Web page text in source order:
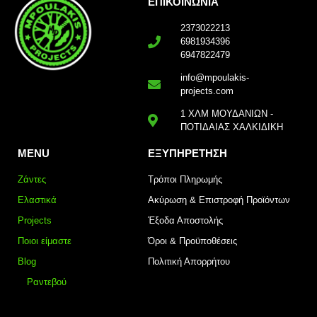
2373022213
6981934396
6947822479
info@mpoulakis-
projects.com
1 ΧΛΜ ΜΟΥΔΑΝΙΩΝ -
ΠΟΤΙΔΑΙΑΣ ΧΑΛΚΙΔΙΚΗ
MENU
Ζάντες
Ελαστικά
Projects
Ποιοι είμαστε
Blog
Ραντεβού
ΕΞΥΠΗΡΕΤΗΣΗ
Τρόποι Πληρωμής
Ακύρωση & Επιστροφή Προϊόντων
Έξοδα Αποστολής
Όροι & Προϋποθέσεις
Πολιτική Απορρήτου